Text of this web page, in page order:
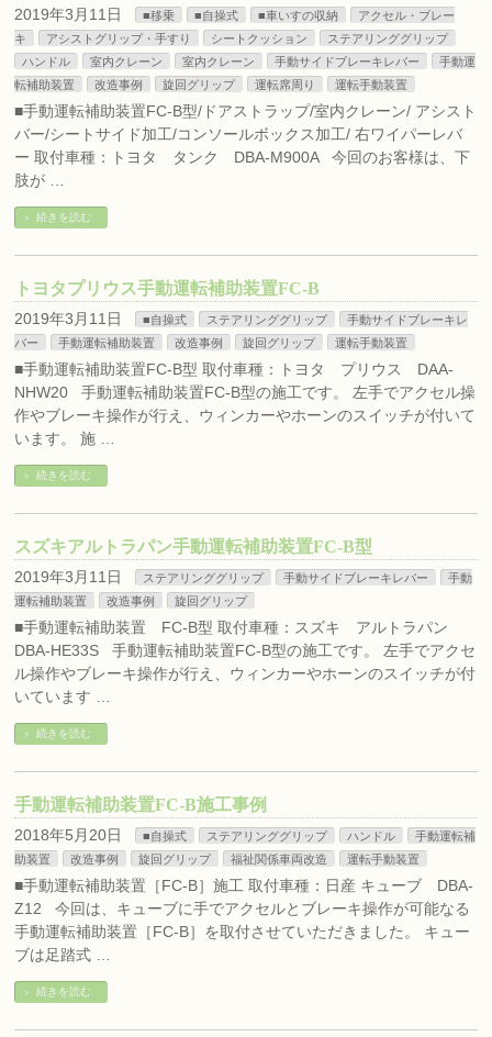
2019年3月11日 ■移乗 ■自操式 ■車いすの収納
アクセル・ブレー
キ
アシストグリップ・手すり シートクッション
ステアリンググリップ
ハンドル
室内クレーン 室内クレーン 手動サイドブレーキレバー
手動運
転補助装置
改造事例 旋回グリップ 運転席周り 運転手動装置
■手動運転補助装置FC-B型/ドアストラップ/室内クレーン/ アシスト
バー/シートサイド加工/コンソールボックス加工/ 右ワイパーレバ
ー 取付車種：トヨタ タンク DBA-M900A 今回のお客様は、下
肢が …
続きを読む
トヨタプリウス手動運転補助装置FC-B
2019年3月11日 ■自操式 ステアリンググリップ
手動サイドブレーキレ
バー
手動運転補助装置 改造事例 旋回グリップ 運転手動装置
■手動運転補助装置FC-B型 取付車種：トヨタ プリウス DAA-
NHW20 手動運転補助装置FC-B型の施工です。 左手でアクセル操
作やブレーキ操作が行え、ウィンカーやホーンのスイッチが付いて
います。 施 …
続きを読む
スズキアルトラパン手動運転補助装置FC-B型
2019年3月11日 ステアリンググリップ 手動サイドブレーキレバー
手動
運転補助装置
改造事例 旋回グリップ
■手動運転補助装置 FC-B型 取付車種：スズキ アルトラパン
DBA-HE33S 手動運転補助装置FC-B型の施工です。 左手でアクセ
ル操作やブレーキ操作が行え、ウィンカーやホーンのスイッチが付
いています …
続きを読む
手動運転補助装置FC-B施工事例
2018年5月20日 ■自操式 ステアリンググリップ ハンドル
手動運転補
助装置
改造事例 旋回グリップ 福祉関係車両改造 運転手動装置
■手動運転補助装置［FC-B］施工 取付車種：日産 キューブ DBA-
Z12 今回は、キューブに手でアクセルとブレーキ操作が可能なる
手動運転補助装置［FC-B］を取付させていただきました。 キュー
ブは足踏式 …
続きを読む